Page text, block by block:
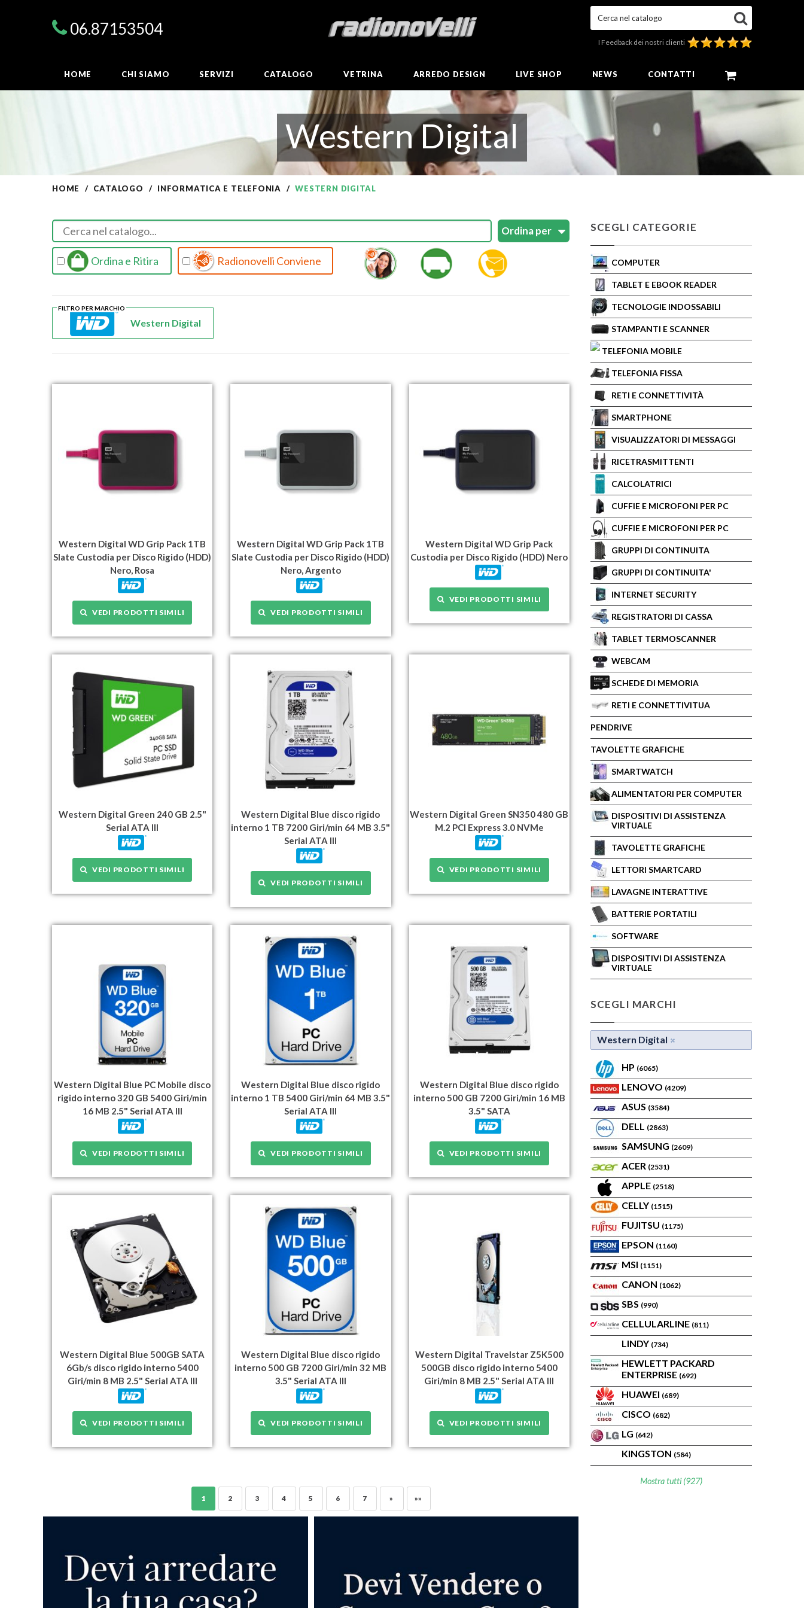
06.87153504
Cerca nel catalogo
I Feedback dei nostri clienti
HOME CHI SIAMO SERVIZI CATALOGO VETRINA ARREDO DESIGN LIVE SHOP NEWS CONTATTI
Western Digital
HOME CATALOGO INFORMATICA E TELEFONIA WESTERN DIGITAL
SCEGLI CATEGORIE
COMPUTER
TABLET E EBOOK READER
TECNOLOGIE INDOSSABILI
STAMPANTI E SCANNER
TELEFONIA MOBILE
TELEFONIA FISSA
RETI E CONNETTIVITÀ
SMARTPHONE
VISUALIZZATORI DI MESSAGGI
RICETRASMITTENTI
CALCOLATRICI
CUFFIE E MICROFONI PER PC
CUFFIE E MICROFONI PER PC
GRUPPI DI CONTINUITA
GRUPPI DI CONTINUITA'
INTERNET SECURITY
REGISTRATORI DI CASSA
TABLET TERMOSCANNER
WEBCAM
SCHEDE DI MEMORIA
RETI E CONNETTIVITUA
PENDRIVE
TAVOLETTE GRAFICHE
SMARTWATCH
ALIMENTATORI PER COMPUTER
DISPOSITIVI DI ASSISTENZA
VIRTUALE
TAVOLETTE GRAFICHE
LETTORI SMARTCARD
LAVAGNE INTERATTIVE
BATTERIE PORTATILI
SOFTWARE
DISPOSITIVI DI ASSISTENZA
VIRTUALE
SCEGLI MARCHI
Western Digital
HP (6065)
LENOVO (4209)
ASUS (3584)
DELL (2863)
SAMSUNG (2609)
ACER (2531)
APPLE (2518)
CELLY (1515)
FUJITSU (1175)
EPSON (1160)
MSI (1151)
CANON (1062)
SBS (990)
CELLULARLINE (811)
LINDY (734)
HEWLETT PACKARD
ENTERPRISE (692)
HUAWEI (689)
CISCO (682)
LG (642)
KINGSTON (584)
Mostra tutti (927)
Ordina e Ritira Radionovelli Conviene
Western Digital
FILTRO PER MARCHIO
Western Digital WD Grip Pack 1TB
Slate Custodia per Disco Rigido (HDD)
Nero, Rosa
VEDI PRODOTTI SIMILI
Western Digital WD Grip Pack 1TB
Slate Custodia per Disco Rigido (HDD)
Nero, Argento
VEDI PRODOTTI SIMILI
Western Digital WD Grip Pack
Custodia per Disco Rigido (HDD) Nero
VEDI PRODOTTI SIMILI
Western Digital Green 240 GB 2.5"
Serial ATA III
VEDI PRODOTTI SIMILI
Western Digital Blue disco rigido
interno 1 TB 7200 Giri/min 64 MB 3.5"
Serial ATA III
VEDI PRODOTTI SIMILI
Western Digital Green SN350 480 GB
M.2 PCI Express 3.0 NVMe
VEDI PRODOTTI SIMILI
Western Digital Blue PC Mobile disco
rigido interno 320 GB 5400 Giri/min
16 MB 2.5" Serial ATA III
VEDI PRODOTTI SIMILI
Western Digital Blue disco rigido
interno 1 TB 5400 Giri/min 64 MB 3.5"
Serial ATA III
VEDI PRODOTTI SIMILI
Western Digital Blue disco rigido
interno 500 GB 7200 Giri/min 16 MB
3.5" SATA
VEDI PRODOTTI SIMILI
Western Digital Blue 500GB SATA
6Gb/s disco rigido interno 5400
Giri/min 8 MB 2.5" Serial ATA III
VEDI PRODOTTI SIMILI
Western Digital Blue disco rigido
interno 500 GB 7200 Giri/min 32 MB
3.5" Serial ATA III
VEDI PRODOTTI SIMILI
Western Digital Travelstar Z5K500
500GB disco rigido interno 5400
Giri/min 8 MB 2.5" Serial ATA III
VEDI PRODOTTI SIMILI
1 2 3 4 5 6 7 » »»